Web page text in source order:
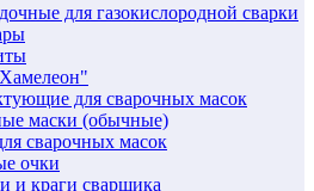
для газокислородной сварки
для сварочных масок
маски (обычные)
сварочных масок
очки
и краги сварщика